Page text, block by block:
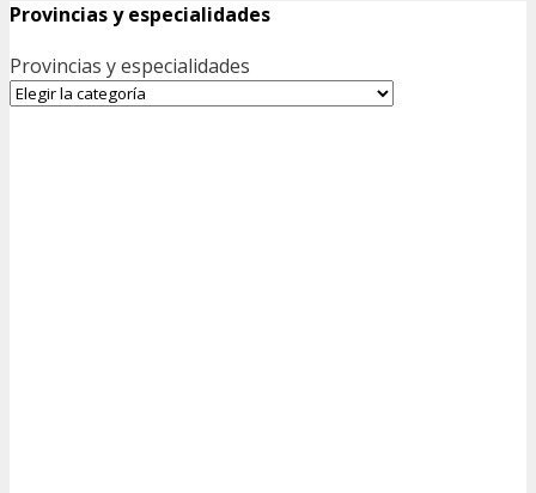
Provincias y especialidades
Provincias y especialidades